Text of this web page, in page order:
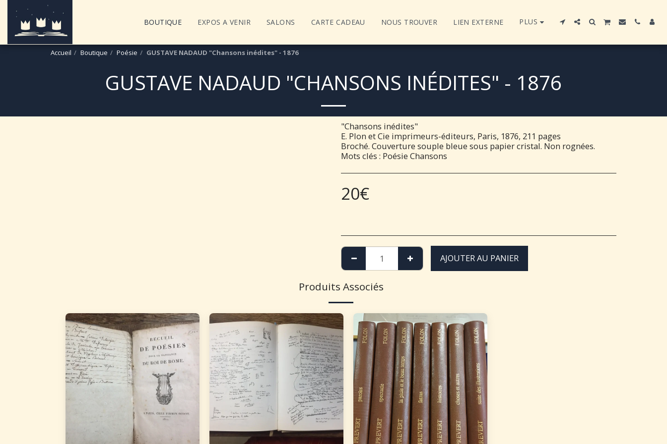
BOUTIQUE EXPOS A VENIR SALONS CARTE CADEAU NOUS TROUVER LIEN EXTERNE PLUS
Accueil Boutique Poésie GUSTAVE NADAUD "Chansons inédites" - 1876
GUSTAVE NADAUD "CHANSONS INÉDITES" - 1876
"Chansons inédites"
E. Plon et Cie imprimeurs-éditeurs, Paris, 1876, 211 pages
Broché. Couverture souple bleue sous papier cristal. Non rognées.
Mots clés : Poésie Chansons
20€
AJOUTER AU PANIER
Produits Associés